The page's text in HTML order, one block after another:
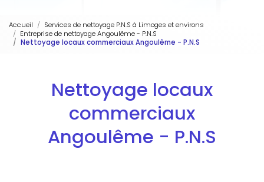
Accueil
Services de nettoyage P.N.S à Limoges et environs
Entreprise de nettoyage Angoulême - P.N.S
Nettoyage locaux commerciaux Angoulême - P.N.S
Nettoyage locaux
commerciaux
Angoulême - P.N.S